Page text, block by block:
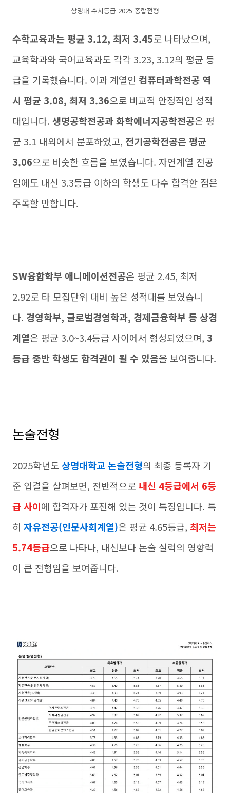
상명대 수시등급 2025 종합전형
수학교육과는 평균 3.12, 최저 3.45로 나타났으며,
교육학과와 국어교육과도 각각 3.23, 3.12의 평균 등
급을 기록했습니다. 이과 계열인 컴퓨터과학전공 역
시 평균 3.08, 최저 3.36으로 비교적 안정적인 성적
대입니다. 생명공학전공과 화학에너지공학전공은 평
균 3.1 내외에서 분포하였고, 전기공학전공은 평균
3.06으로 비슷한 흐름을 보였습니다. 자연계열 전공
임에도 내신 3.3등급 이하의 학생도 다수 합격한 점은
주목할 만합니다.
SW융합학부 애니메이션전공은 평균 2.45, 최저
2.92로 타 모집단위 대비 높은 성적대를 보였습니
다. 경영학부, 글로벌경영학과, 경제금융학부 등 상경
계열은 평균 3.0~3.4등급 사이에서 형성되었으며, 3
등급 중반 학생도 합격권이 될 수 있음을 보여줍니다.
논술전형
2025학년도상명대학교 논술전형의 최종 등록자 기
준 입결을 살펴보면, 전반적으로 내신 4등급에서 6등
급 사이에 합격자가 포진해 있는 것이 특징입니다. 특
히 자유전공(인문사회계열)은 평균 4.65등급, 최저는
5.74등급으로 나타나, 내신보다 논술 실력의 영향력
이 큰 전형임을 보여줍니다.